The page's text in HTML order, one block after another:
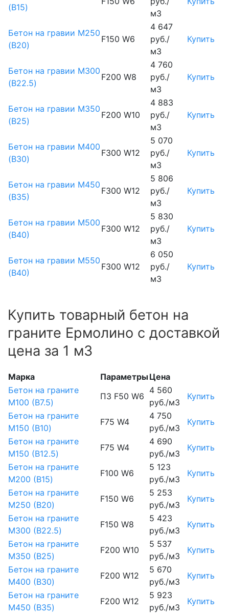
(B15)
м3
Бетон на гравии М250
(B20)
F150 W6
4 647
руб./
м3
Купить
Бетон на гравии М300
(B22.5)
F200 W8
4 760
руб./
м3
Купить
Бетон на гравии М350
(B25)
F200 W10
4 883
руб./
м3
Купить
Бетон на гравии М400
(B30)
F300 W12
5 070
руб./
м3
Купить
Бетон на гравии М450
(В35)
F300 W12
5 806
руб./
м3
Купить
Бетон на гравии М500
(В40)
F300 W12
5 830
руб./
м3
Купить
Бетон на гравии М550
(В40)
F300 W12
6 050
руб./
м3
Купить
Купить товарный бетон на
граните Ермолино с доставкой
цена за 1 м3
Марка ПараметрыЦена
Бетон на граните
М100 (B7.5)
П3 F50 W6
4 560
руб./м3
Купить
Бетон на граните
М150 (B10)
F75 W4
4 750
руб./м3
Купить
Бетон на граните
М150 (B12.5)
F75 W4
4 690
руб./м3
Купить
Бетон на граните
М200 (B15)
F100 W6
5 123
руб./м3
Купить
Бетон на граните
М250 (B20)
F150 W6
5 253
руб./м3
Купить
Бетон на граните
М300 (B22.5)
F150 W8
5 423
руб./м3
Купить
Бетон на граните
М350 (B25)
F200 W10
5 537
руб./м3
Купить
Бетон на граните
М400 (B30)
F200 W12
5 670
руб./м3
Купить
Бетон на граните
М450 (B35)
F200 W12
5 923
руб./м3
Купить